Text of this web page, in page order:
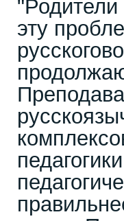
эту